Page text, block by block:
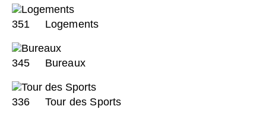
351 Logements
345 Bureaux
336 Tour des Sports